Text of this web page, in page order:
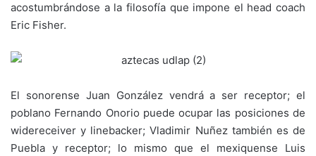
acostumbrándose a la filosofía que impone el head coach
Eric Fisher.
El sonorense Juan González vendrá a ser receptor; el
poblano Fernando Onorio puede ocupar las posiciones de
widereceiver y linebacker; Vladimir Nuñez también es de
Puebla y receptor; lo mismo que el mexiquense Luis